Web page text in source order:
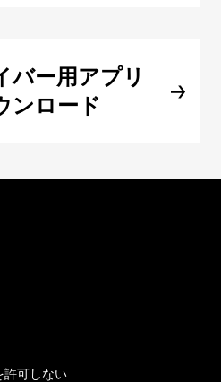
バー用アプリ
ンロード
許可しない